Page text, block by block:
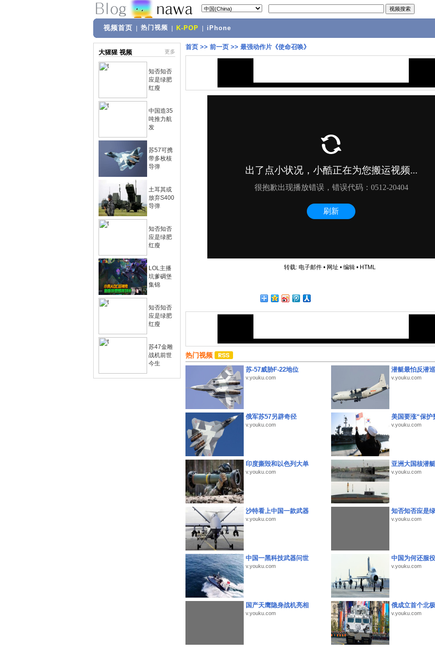
视频首页 热门视频 K-POP iPhone
大猩猩 视频 更多
知否知否
应是绿肥
红瘦
中国造35
吨推力航
发
苏57可携
带多枚核
导弹
土耳其或
放弃S400
导弹
知否知否
应是绿肥
红瘦
LOL主播
坑爹碉堡
集锦
知否知否
应是绿肥
红瘦
苏47金雕
战机前世
今生
首页 >> 前一页 >> 最强动作片《使命召唤》
转载: 电子邮件• 网址 • 编辑• HTML
热门视频
苏-57威胁F-22地位
v.youku.com
潜艇最怕反潜
v.youku.com
俄军苏57另辟奇径
v.youku.com
美国要涨“保护
v.youku.com
印度撕毁和以色列大单
v.youku.com
亚洲大国核潜
v.youku.com
沙特看上中国一款武器
v.youku.com
知否知否应是
v.youku.com
中国一黑科技武器问世
v.youku.com
中国为何还服
v.youku.com
国产天鹰隐身战机亮相
v.youku.com
俄成立首个北
v.youku.com